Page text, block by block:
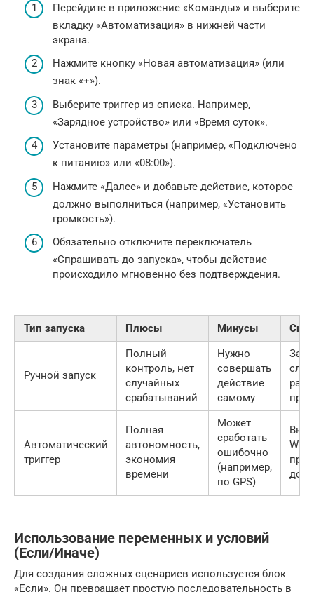
Перейдите в приложение «Команды» и выберите
вкладку «Автоматизация» в нижней части
экрана.
Нажмите кнопку «Новая автоматизация» (или
знак «+»).
Выберите триггер из списка. Например,
«Зарядное устройство» или «Время суток».
Установите параметры (например, «Подключено
к питанию» или «08:00»).
Нажмите «Далее» и добавьте действие, которое
должно выполниться (например, «Установить
громкость»).
Обязательно отключите переключатель
«Спрашивать до запуска», чтобы действие
происходило мгновенно без подтверждения.
Тип запуска Плюсы Минусы
Ручной запуск
Полный
контроль, нет
случайных
срабатываний
Нужно
совершать
действие
самому
Автоматический
триггер
Полная
автономность,
экономия
времени
Может
сработать
ошибочно
(например,
по GPS)
Wi-
Использование переменных и условий
(Если/Иначе)
Для создания сложных сценариев используется блок
«Если». Он превращает простую последовательность в